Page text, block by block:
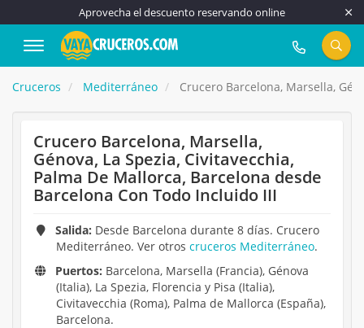
Aprovecha el descuento reservando online
917 815 555
Cruceros Mediterráneo Crucero Barcelona, Marsella,
Crucero Barcelona, Marsella,
Génova, La Spezia, Civitavecchia,
Palma De Mallorca, Barcelona desde
Barcelona Con Todo Incluido III
Salida: Desde Barcelona durante 8 días. Crucero
Mediterráneo. Ver otros cruceros Mediterráneo.
Puertos: Barcelona, Marsella (Francia), Génova
(Italia), La Spezia, Florencia y Pisa (Italia),
Civitavecchia (Roma), Palma de Mallorca (España),
Barcelona.